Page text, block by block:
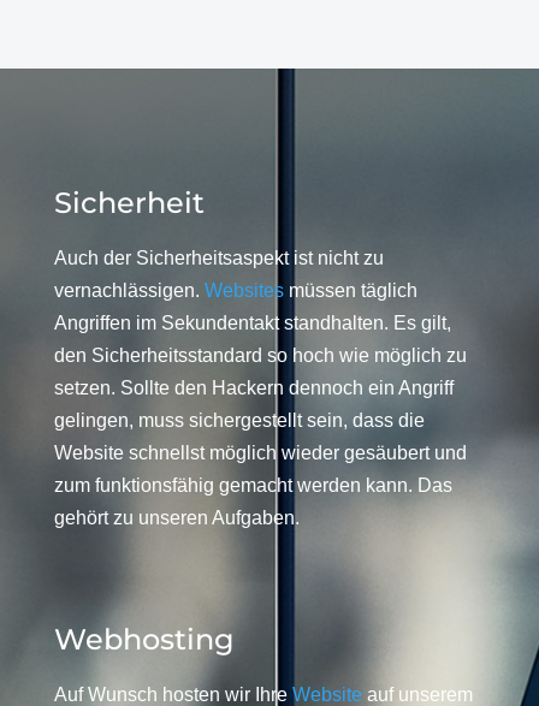
Sicherheit
Auch der Sicherheitsaspekt ist nicht zu
vernachlässigen. Websitesmüssen täglich
Angriffen im Sekundentakt standhalten. Es gilt,
den Sicherheitsstandard so hoch wie möglich zu
setzen. Sollte den Hackern dennoch ein Angriff
gelingen, muss sichergestellt sein, dass die
Website schnellst möglich wieder gesäubert und
zum funktionsfähig gemacht werden kann. Das
gehört zu unseren Aufgaben.
Webhosting
Auf Wunsch hosten wir Ihre Website auf unserem